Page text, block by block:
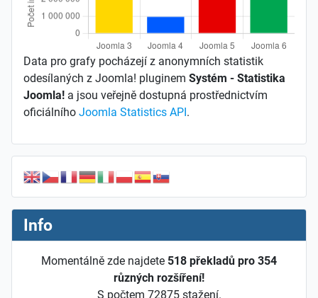
Data pro grafy pocházejí z anonymních statistik
odesílaných z Joomla! pluginem Systém - Statistika
Joomla! a jsou veřejně dostupná prostřednictvím
oficiálního Joomla Statistics API.
Info
Momentálně zde najdete 518 překladů pro 354
různých rozšíření!
S počtem 72875 stažení.